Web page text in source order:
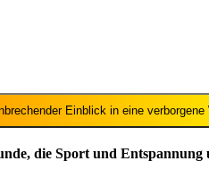
Einblick in eine
die Sport und Entspannung